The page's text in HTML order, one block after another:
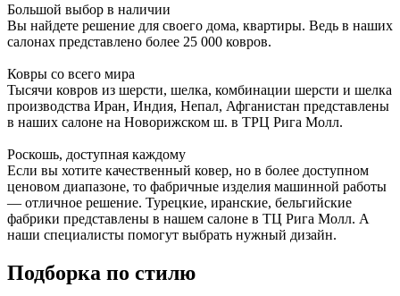
Большой выбор в наличии
Вы найдете решение для своего дома, квартиры. Ведь в наших
салонах представлено более 25 000 ковров.
Ковры со всего мира
Тысячи ковров из шерсти, шелка, комбинации шерсти и шелка
производства Иран, Индия, Непал, Афганистан представлены
в наших салоне на Новорижском ш. в ТРЦ Рига Молл.
Роскошь, доступная каждому
Если вы хотите качественный ковер, но в более доступном
ценовом диапазоне, то фабричные изделия машинной работы
— отличное решение. Турецкие, иранские, бельгийские
фабрики представлены в нашем салоне в ТЦ Рига Молл. А
наши специалисты помогут выбрать нужный дизайн.
Подборка по стилю